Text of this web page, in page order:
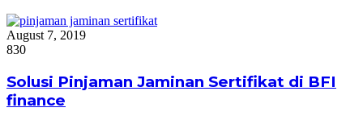
August 7, 2019
830
Solusi Pinjaman Jaminan Sertifikat di BFI
finance